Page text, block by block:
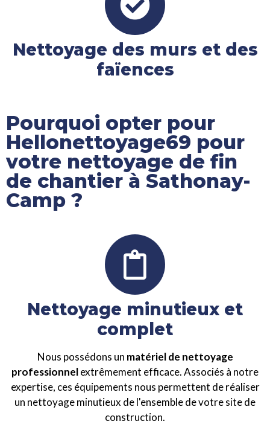
Nettoyage des murs et des
faïences
Pourquoi opter pour
Hellonettoyage69 pour
votre nettoyage de fin
de chantier à Sathonay-
Camp ?
Nettoyage minutieux et
complet
Nous possédons un matériel de nettoyage
professionnelextrêmement efficace. Associés à notre
expertise, ces équipements nous permettent de réaliser
un nettoyage minutieux de l'ensemble de votre site de
construction.